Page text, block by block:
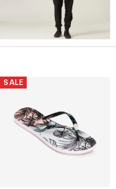
SALE